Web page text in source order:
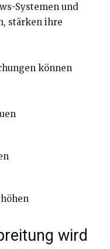
Systemen und
stärken ihre
können
wird